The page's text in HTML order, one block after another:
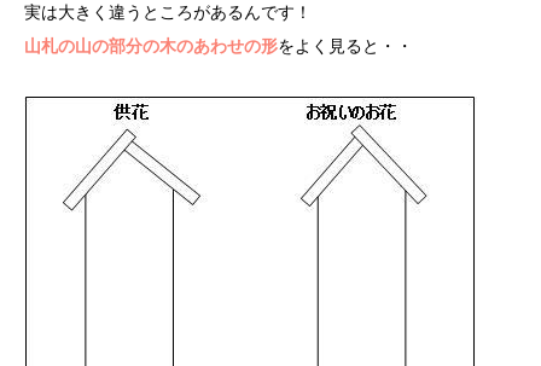
実は大きく違うところがあるんです！
山札の山の部分の木のあわせの形をよく見ると・・